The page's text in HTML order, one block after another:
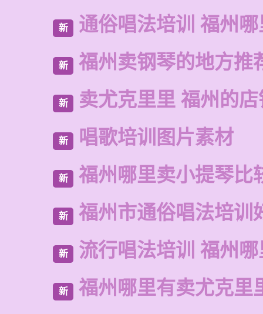
新 通俗唱法培训 福州
新 福州卖钢琴的地方推
新 卖尤克里里 福州的
新 唱歌培训图片素材
新 福州哪里卖小提琴比
新 福州市通俗唱法培训
新 流行唱法培训 福州
新 福州哪里有卖尤克里